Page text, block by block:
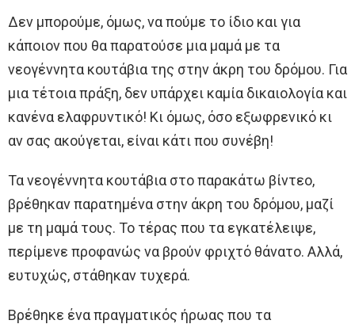
Δεν μπορούμε, όμως, να πούμε το ίδιο και για
κάποιον που θα παρατούσε μια μαμά με τα
νεογέννητα κουτάβια της στην άκρη του δρόμου. Για
μια τέτοια πράξη, δεν υπάρχει καμία δικαιολογία και
κανένα ελαφρυντικό! Κι όμως, όσο εξωφρενικό κι
αν σας ακούγεται, είναι κάτι που συνέβη!
Τα νεογέννητα κουτάβια στο παρακάτω βίντεο,
βρέθηκαν παρατημένα στην άκρη του δρόμου, μαζί
με τη μαμά τους. Το τέρας που τα εγκατέλειψε,
περίμενε προφανώς να βρούν φριχτό θάνατο. Αλλά,
ευτυχώς, στάθηκαν τυχερά.
Βρέθηκε ένα πραγματικός ήρωας που τα